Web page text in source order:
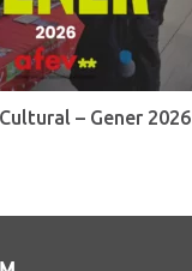
– Gener 2026